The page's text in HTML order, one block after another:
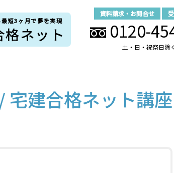
短3ヶ月で夢を実現
ネット
資料請求・お問合せ
0120-
土・日・祝祭日除
宅建合格ネット講座